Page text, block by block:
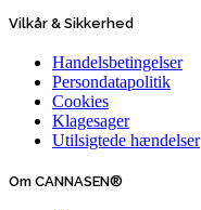
Vilkår & Sikkerhed
Handelsbetingelser
Persondatapolitik
Cookies
Klagesager
Utilsigtede hændelser
Om CANNASEN®